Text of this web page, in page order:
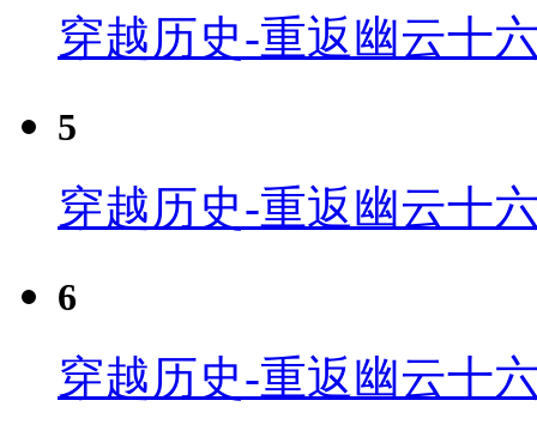
穿越历史-重返幽云十
5
穿越历史-重返幽云十
6
穿越历史-重返幽云十